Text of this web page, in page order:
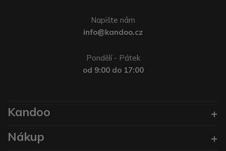
Napište nám
info@kandoo.cz
Pondělí - Pátek
od 9:00 do 17:00
Kandoo
Nákup